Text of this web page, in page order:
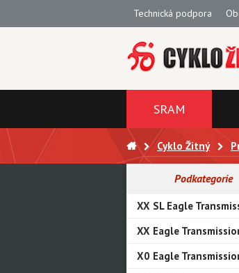
Technická podpora
SRAM
Cyklo Žitný
Podkategorie
XX SL Eagle
XX Eagle
X0 Eagle